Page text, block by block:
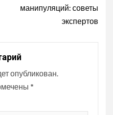
манипуляций: советы
экспертов
опубликован.
*